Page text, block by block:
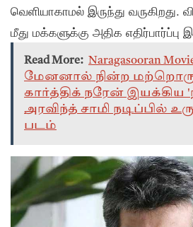
வெளியாகாமல் இருந்து வருகிறது.
மீது மக்களுக்கு அதிக எதிர்பார்ப்பு
Read More: Naragasooran
மேனனால் நின்ற
கார்த்திக் நரேன் இயக்கிய
அரவிந்த் சாமி நடிப்பில்
படம்